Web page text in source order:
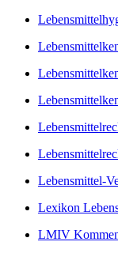
Lebensmittel-
Lexikon
LMIV